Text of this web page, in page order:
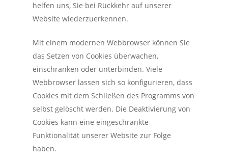
helfen uns, Sie bei Rückkehr auf unserer
Website wiederzuerkennen.
Mit einem modernen Webbrowser können Sie
das Setzen von Cookies überwachen,
einschränken oder unterbinden. Viele
Webbrowser lassen sich so konfigurieren, dass
Cookies mit dem Schließen des Programms von
selbst gelöscht werden. Die Deaktivierung von
Cookies kann eine eingeschränkte
Funktionalität unserer Website zur Folge
haben.